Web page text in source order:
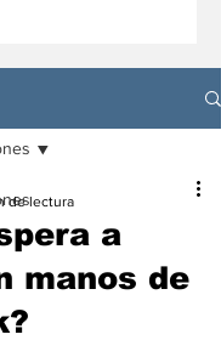
a
manos de
de lectura